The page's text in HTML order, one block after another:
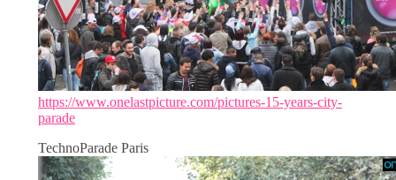
https://www.onelastpicture.com/pictures-15-years-city-
parade
TechnoParade Paris